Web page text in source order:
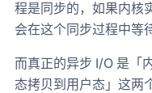
程是同步的，如果内核
会在这个同步过程中等
而真正的异步 I/O 是「
态拷贝到用户态」这两